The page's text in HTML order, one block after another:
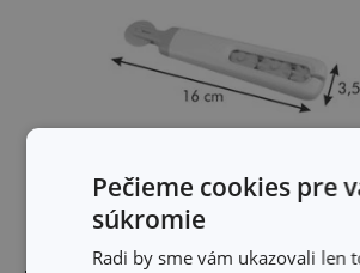
Pečieme cookies pre
súkromie
Radi by sme vám ukazovali len